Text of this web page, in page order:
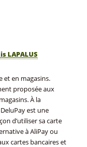
LAPALUS
et en magasins.
proposée aux
À la
est une
d’utiliser sa carte
à AliPay ou
cartes bancaires et